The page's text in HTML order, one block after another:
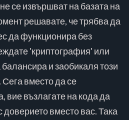
се извършват на базата на
решавате, че трябва да
да функционира без
'криптография' или
и заобикаля този
вместо да се
вие възлагате на кода да
доверието вместо вас. Така